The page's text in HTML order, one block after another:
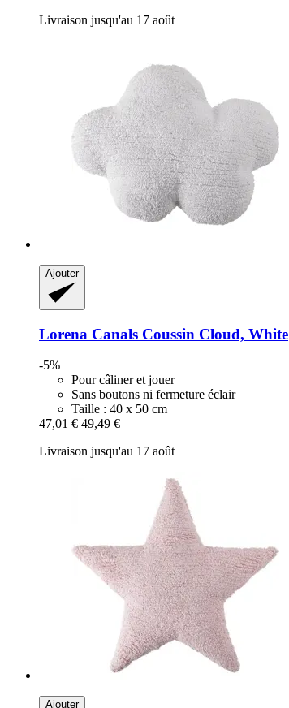
Livraison jusqu'au 17 août
Ajouter
Lorena Canals Coussin Cloud, White
-5%
Pour câliner et jouer
Sans boutons ni fermeture éclair
Taille : 40 x 50 cm
47,01 € 49,49 €
Livraison jusqu'au 17 août
Ajouter